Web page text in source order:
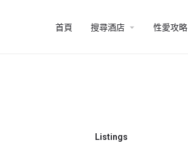
首頁 搜尋酒店 arrow_drop_down 性愛攻略
Listings